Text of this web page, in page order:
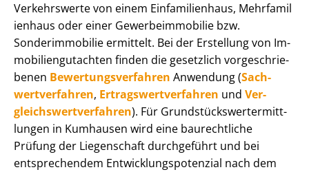
Verkehrswerte von einem Einfamilienhaus, Mehr­fa­mi­l
i­en­haus oder einer Ge­wer­be­im­mo­bi­lie bzw.
Sonderimmobilie ermittelt. Bei der Erstellung von Im­
mo­bi­li­en­gut­ach­ten finden die gesetzlich vor­ge­schrie­
be­nen Be­wer­tungs­ver­fah­ren Anwendung (Sach­
wert­ver­fah­ren, Er­trags­wert­ver­fah­ren und Ver­
gleichs­wert­ver­fah­ren). Für Grund­stücks­wert­ermitt­
lun­gen in Kumhausen wird eine baurechtliche
Prüfung der Liegenschaft durchgeführt und bei
entsprechendem Ent­wick­lungs­po­ten­zi­al nach dem